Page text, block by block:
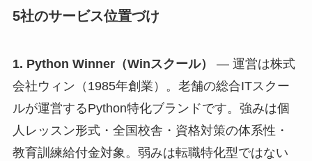
5社のサービス位置づけ
1. Python Winner（Winスクール）
— 運営は株式
会社ウィン（1985年創業）。老舗の総合ITスクー
ルが運営するPython特化ブランドです。強みは個
人レッスン形式・全国校舎・資格対策の体系性・
教育訓練給付金対象。弱みは転職特化型ではない